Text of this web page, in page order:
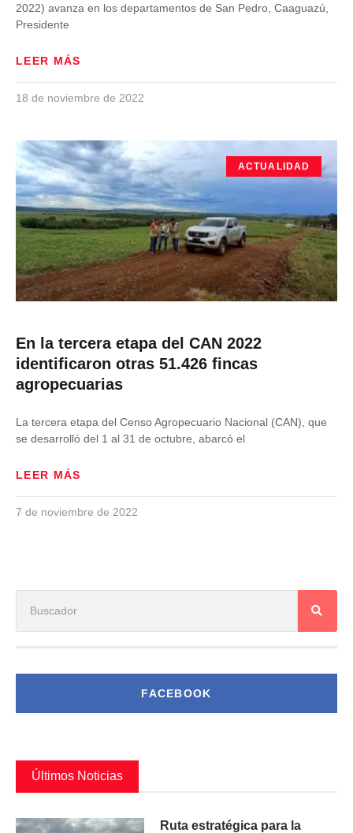
2022) avanza en los departamentos de San Pedro, Caaguazú,
Presidente
LEER MÁS
18 de noviembre de 2022
ACTUALIDAD
En la tercera etapa del CAN 2022
identificaron otras 51.426 fincas
agropecuarias
La tercera etapa del Censo Agropecuario Nacional (CAN), que
se desarrolló del 1 al 31 de octubre, abarcó el
LEER MÁS
7 de noviembre de 2022
FACEBOOK
Últimos Noticias
Ruta estratégica para la